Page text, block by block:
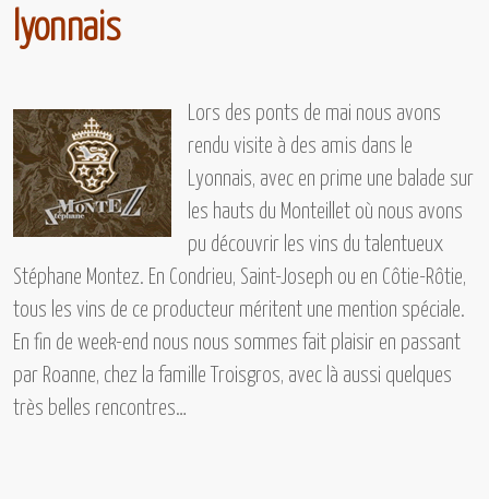
lyonnais
Lors des ponts de mai nous avons
rendu visite à des amis dans le
Lyonnais, avec en prime une balade sur
les hauts du Monteillet où nous avons
pu découvrir les vins du talentueux
Stéphane Montez. En Condrieu, Saint-Joseph ou en Côtie-Rôtie,
tous les vins de ce producteur méritent une mention spéciale.
En fin de week-end nous nous sommes fait plaisir en passant
par Roanne, chez la famille Troisgros, avec là aussi quelques
très belles rencontres…